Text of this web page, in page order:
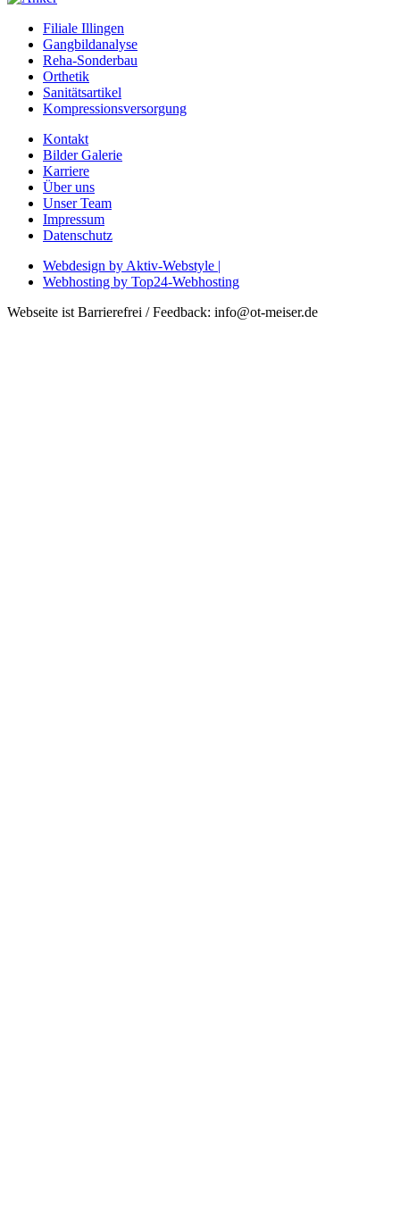
Filiale Illingen
Gangbildanalyse
Reha-Sonderbau
Orthetik
Sanitätsartikel
Kompressionsversorgung
Kontakt
Bilder Galerie
Karriere
Über uns
Unser Team
Impressum
Datenschutz
Webdesign by Aktiv-Webstyle |
Webhosting by Top24-Webhosting
Webseite ist Barrierefrei / Feedback: info@ot-meiser.de